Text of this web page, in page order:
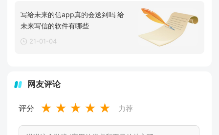
写给未来的信app真的会送到吗 给
未来写信的软件有哪些
21-01-04
网友评论
评分 ★ ★ ★ ★ ★ 力荐